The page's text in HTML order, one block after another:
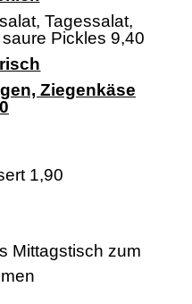
Tagessalat,
Pickles 9,40
Ziegenkäse
1,90
Mittagstisch zum